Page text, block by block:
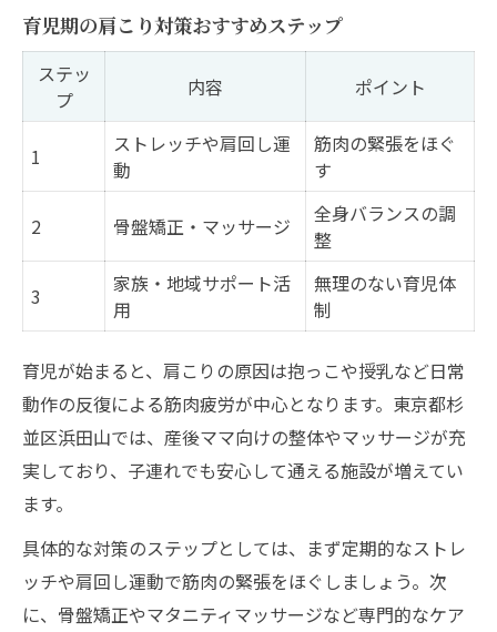
育児期の肩こり対策おすすめステップ
ステッ
プ
内容 ポイント
1
ストレッチや肩回し運
動
筋肉の緊張をほぐ
す
2 骨盤矯正・マッサージ
全身バランスの調
整
3
家族・地域サポート活
用
無理のない育児体
制
育児が始まると、肩こりの原因は抱っこや授乳など日常
動作の反復による筋肉疲労が中心となります。東京都杉
並区浜田山では、産後ママ向けの整体やマッサージが充
実しており、子連れでも安心して通える施設が増えてい
ます。
具体的な対策のステップとしては、まず定期的なストレ
ッチや肩回し運動で筋肉の緊張をほぐしましょう。次
に、骨盤矯正やマタニティマッサージなど専門的なケア